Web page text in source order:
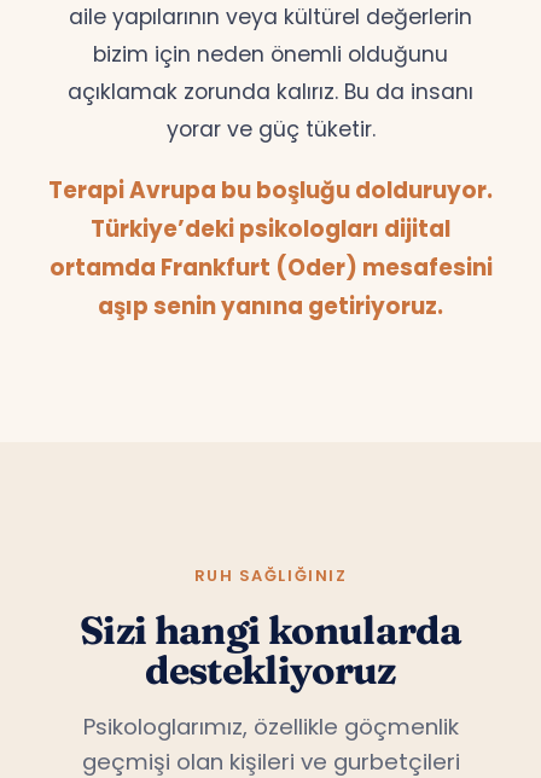
aile yapılarının veya kültürel değerlerin
bizim için neden önemli olduğunu
açıklamak zorunda kalırız. Bu da insanı
yorar ve güç tüketir.
Terapi Avrupa bu boşluğu dolduruyor.
Türkiye’deki psikologları dijital
ortamda Frankfurt (Oder) mesafesini
aşıp senin yanına getiriyoruz.
RUH SAĞLIĞINIZ
Sizi hangi konularda
destekliyoruz
Psikologlarımız, özellikle göçmenlik
geçmişi olan kişileri ve gurbetçileri